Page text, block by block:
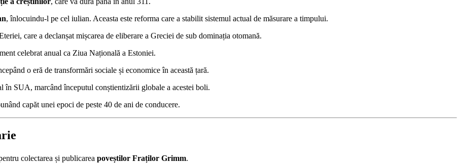
, înlocuindu-l pe cel iulian. Aceasta este reforma care a stabilit sistemul actual de măsurare a timpului.
care a declanșat mișcarea de eliberare a Greciei de sub dominația otomană.
celebrat anual ca Ziua Națională a Estoniei.
o eră de transformări sociale și economice în această țară.
în SUA, marcând începutul conștientizării globale a acestei boli.
capăt unei epoci de peste 40 de ani de conducere.
colectarea și publicarea poveștilor Fraților Grimm.